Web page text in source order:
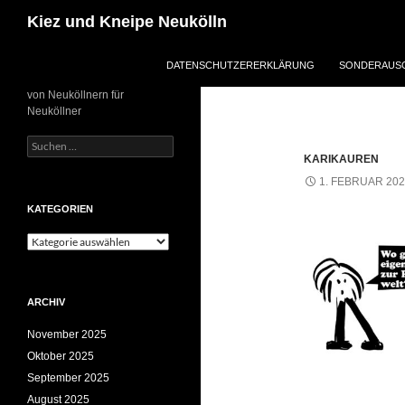
Inhalt
Kiez und Kneipe Neukölln
DATENSCHUTZERERKLÄRUNG
KARIKAUREN
1. FEBRUAR
von Neuköllnern für
Neuköllner
Suchen
nach:
KATEGORIEN
Kategorien
ARCHIV
November 2025
Oktober 2025
September 2025
August 2025